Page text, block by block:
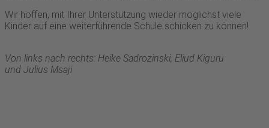
Wir hoffen, mit Ihrer Unterstützung wieder möglichst viele
Kinder auf eine weiterführende Schule schicken zu können!
Von links nach rechts: Heike Sadrozinski, Eliud Kiguru
und Julius Msaji